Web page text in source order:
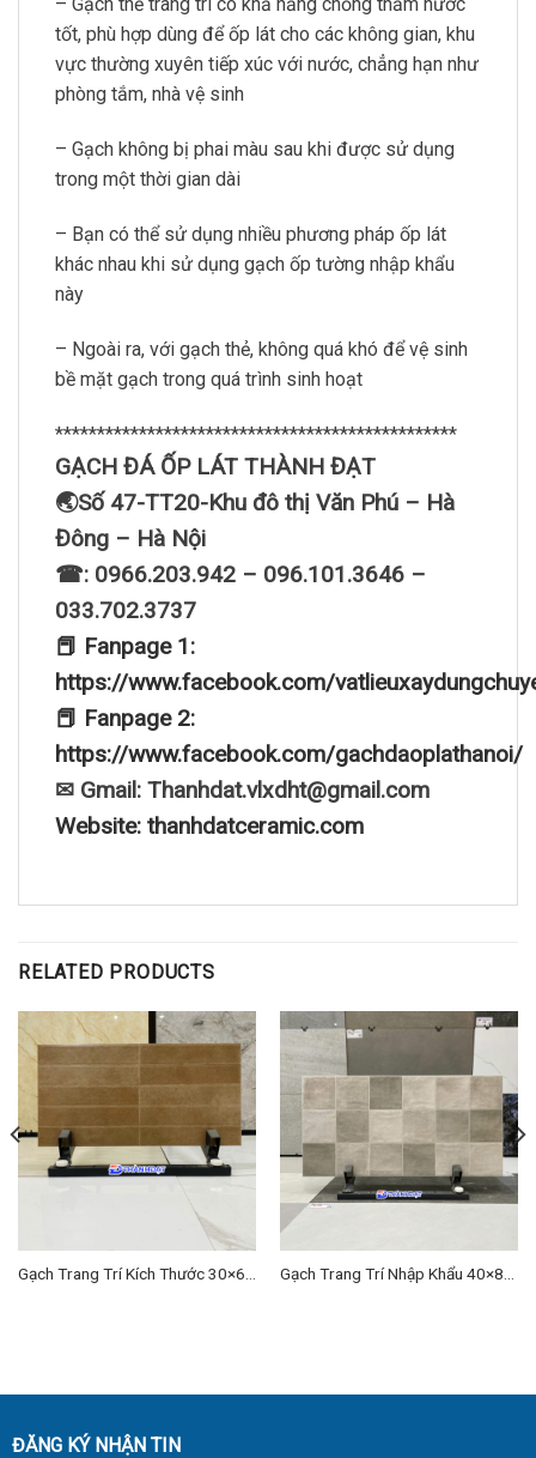
– Gạch thẻ trang trí có khả năng chống thấm nước
tốt, phù hợp dùng để ốp lát cho các không gian, khu
vực thường xuyên tiếp xúc với nước, chẳng hạn như
phòng tắm, nhà vệ sinh
– Gạch không bị phai màu sau khi được sử dụng
trong một thời gian dài
– Bạn có thể sử dụng nhiều phương pháp ốp lát
khác nhau khi sử dụng gạch ốp tường nhập khẩu
này
– Ngoài ra, với gạch thẻ, không quá khó để vệ sinh
bề mặt gạch trong quá trình sinh hoạt
************************************************
GẠCH ĐÁ ỐP LÁT THÀNH ĐẠT
🌏Số 47-TT20-Khu đô thị Văn Phú – Hà
Đông – Hà Nội
☎: 0966.203.942 – 096.101.3646 –
033.702.3737
📕 Fanpage 1:
https://www.facebook.com/
📕 Fanpage 2:
https://www.facebook.com/gachdaoplathanoi/
✉ Gmail: Thanhdat.vlxdht@gmail.com
Website: thanhdatceramic.com
RELATED PRODUCTS
Gạch Trang Trí Kích Thước 30×60
Gạch Trang Trí Nhập Khẩu 40×80
ĐĂNG KÝ NHẬN TIN